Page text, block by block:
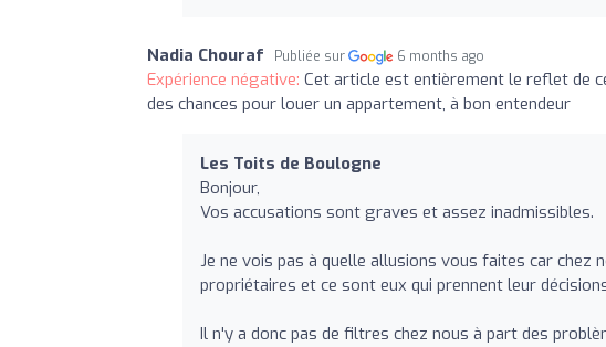
Nadia Chouraf Publiée sur 6 months ago
Expérience négative: Cet article est entièrement le reflet de
des chances pour louer un appartement, à bon entendeur
Les Toits de Boulogne
Bonjour,
Vos accusations sont graves et assez inadmissibles.
Je ne vois pas à quelle allusions vous faites car
propriétaires et ce sont eux qui prennent leur
Il n'y a donc pas de filtres chez nous à part des